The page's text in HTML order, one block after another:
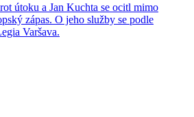
útoku a Jan Kuchta se ocitl mimo
zápas. O jeho služby se podle
Varšava.